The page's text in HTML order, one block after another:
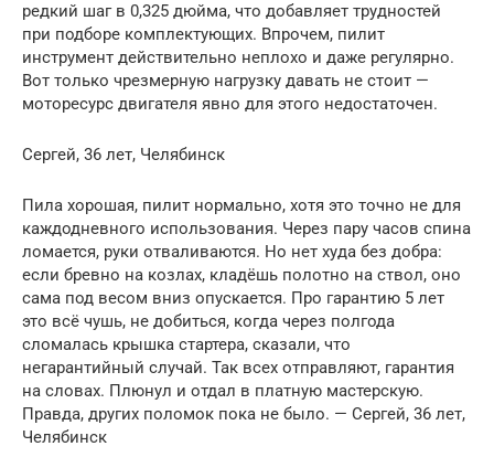
редкий шаг в 0,325 дюйма, что добавляет трудностей
при подборе комплектующих. Впрочем, пилит
инструмент действительно неплохо и даже регулярно.
Вот только чрезмерную нагрузку давать не стоит —
моторесурс двигателя явно для этого недостаточен.
Сергей, 36 лет, Челябинск
Пила хорошая, пилит нормально, хотя это точно не для
каждодневного использования. Через пару часов спина
ломается, руки отваливаются. Но нет худа без добра:
если бревно на козлах, кладёшь полотно на ствол, оно
сама под весом вниз опускается. Про гарантию 5 лет
это всё чушь, не добиться, когда через полгода
сломалась крышка стартера, сказали, что
негарантийный случай. Так всех отправляют, гарантия
на словах. Плюнул и отдал в платную мастерскую.
Правда, других поломок пока не было. — Сергей, 36 лет,
Челябинск